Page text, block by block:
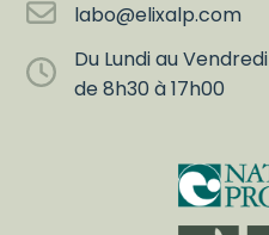
labo@elixalp.com
Du Lundi au Vendredi
de 8h30 à 17h00